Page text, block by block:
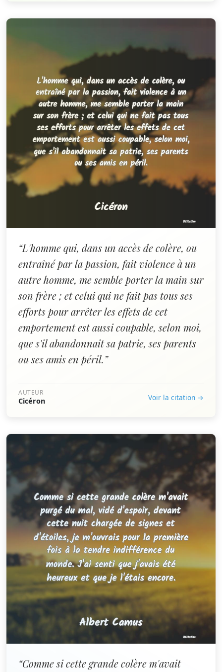
“L'homme qui, dans un accès de colère, ou
entraîné par la passion, fait violence à un
autre homme, me semble porter la main sur
son frère ; et celui qui ne fait pas tous ses
efforts pour arrêter les effets de cet
emportement est aussi coupable, selon moi,
que s'il abandonnait sa patrie, ses parents
ou ses amis en péril.”
AUTEUR
Cicéron Voir la citation →
“Comme si cette grande colère m'avait